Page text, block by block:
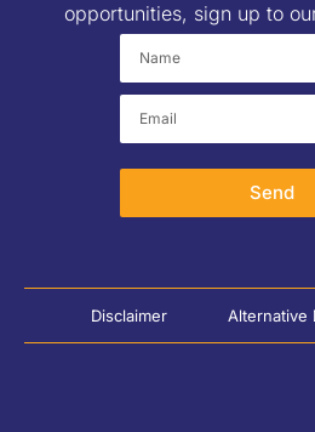
opportunities, sign up to
Send
Disclaimer Alternative